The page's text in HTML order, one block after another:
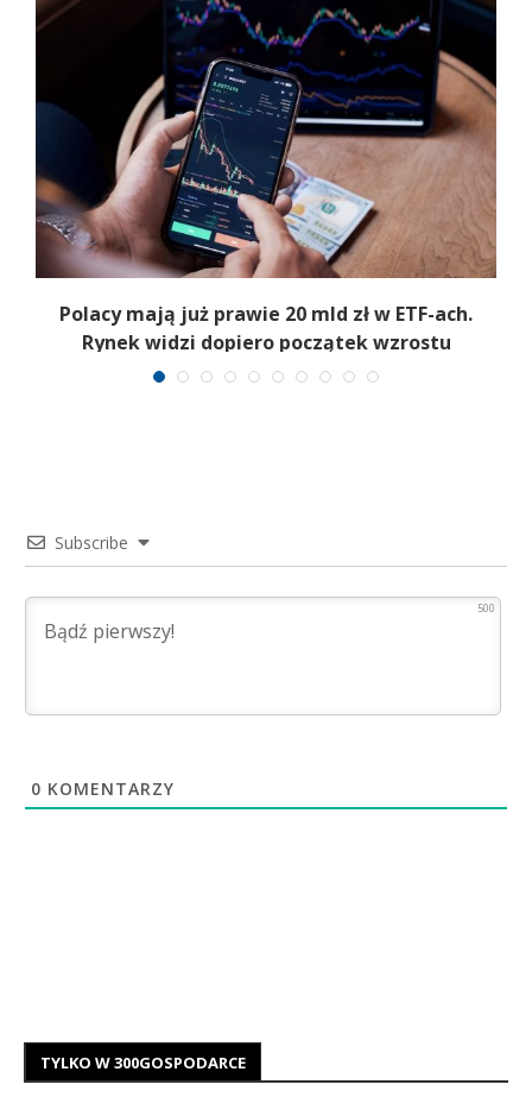
Polacy mają już prawie 20 mld zł w ETF-ach.
Rynek widzi dopiero początek wzrostu
Subscribe
500
0 KOMENTARZY
TYLKO W 300GOSPODARCE